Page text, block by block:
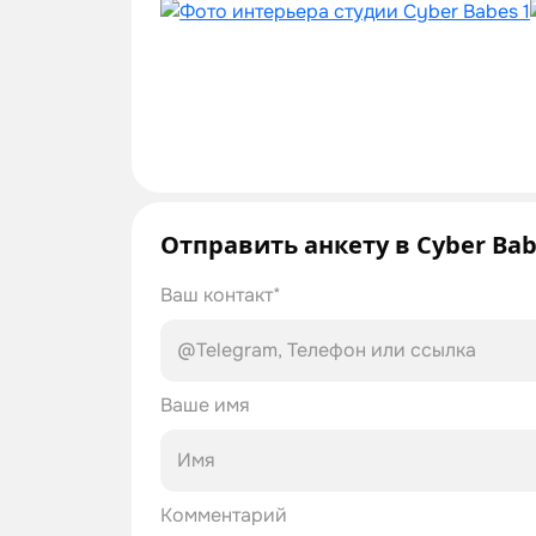
Отправить анкету в Cyber
Ваш контакт*
Ваше имя
Комментарий